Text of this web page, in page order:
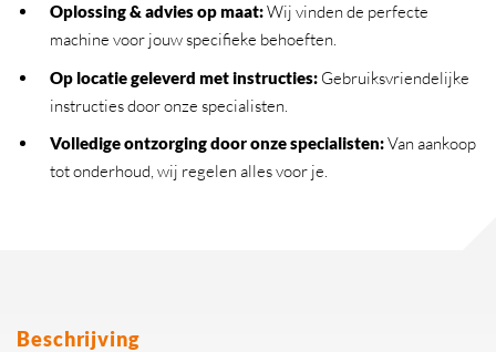
Oplossing & advies op maat:Wij vinden de perfecte
machine voor jouw specifieke behoeften.
Op locatie geleverd met instructies:Gebruiksvriendelijke
instructies door onze specialisten.
Volledige ontzorging door onze specialisten:Van aankoop
tot onderhoud, wij regelen alles voor je.
Beschrijving